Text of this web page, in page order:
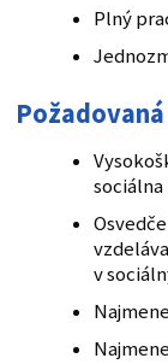
Plný
sociálna
v